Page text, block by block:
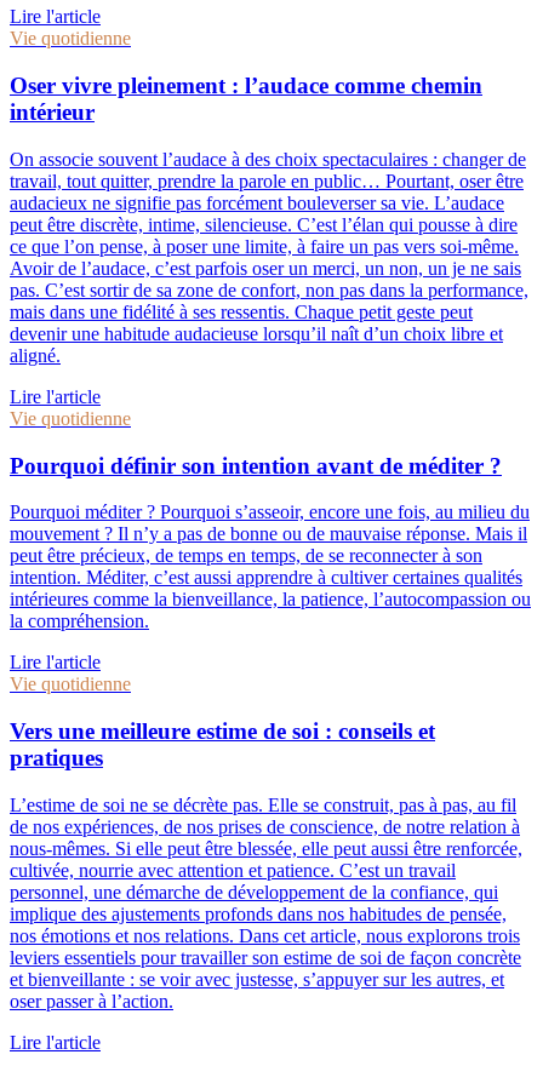
Lire l'article
Vie quotidienne
Oser vivre pleinement : l’audace comme chemin
intérieur
On associe souvent l’audace à des choix spectaculaires : changer de
travail, tout quitter, prendre la parole en public… Pourtant, oser être
audacieux ne signifie pas forcément bouleverser sa vie. L’audace
peut être discrète, intime, silencieuse. C’est l’élan qui pousse à dire
ce que l’on pense, à poser une limite, à faire un pas vers soi-même.
Avoir de l’audace, c’est parfois oser un merci, un non, un je ne sais
pas. C’est sortir de sa zone de confort, non pas dans la performance,
mais dans une fidélité à ses ressentis. Chaque petit geste peut
devenir une habitude audacieuse lorsqu’il naît d’un choix libre et
aligné.
Lire l'article
Vie quotidienne
Pourquoi définir son intention avant de méditer ?
Pourquoi méditer ? Pourquoi s’asseoir, encore une fois, au milieu du
mouvement ? Il n’y a pas de bonne ou de mauvaise réponse. Mais il
peut être précieux, de temps en temps, de se reconnecter à son
intention. Méditer, c’est aussi apprendre à cultiver certaines qualités
intérieures comme la bienveillance, la patience, l’autocompassion ou
la compréhension.
Lire l'article
Vie quotidienne
Vers une meilleure estime de soi : conseils et
pratiques
L’estime de soi ne se décrète pas. Elle se construit, pas à pas, au fil
de nos expériences, de nos prises de conscience, de notre relation à
nous-mêmes. Si elle peut être blessée, elle peut aussi être renforcée,
cultivée, nourrie avec attention et patience. C’est un travail
personnel, une démarche de développement de la confiance, qui
implique des ajustements profonds dans nos habitudes de pensée,
nos émotions et nos relations. Dans cet article, nous explorons trois
leviers essentiels pour travailler son estime de soi de façon concrète
et bienveillante : se voir avec justesse, s’appuyer sur les autres, et
oser passer à l’action.
Lire l'article